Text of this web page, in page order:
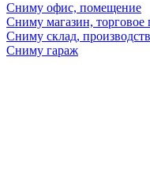
Сниму офис, помещение
Сниму магазин,
Сниму склад,
Сниму гараж